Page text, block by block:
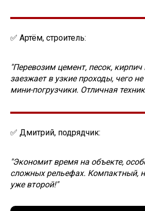
✅ Артём, строитель:
"Перевозим цемент, песок, кирпич
заезжает в узкие проходы, чего
мини-погрузчики. Отличная
✅ Дмитрий, подрядчик:
"Экономит время на объекте,
сложных рельефах. Компактный,
уже второй!"